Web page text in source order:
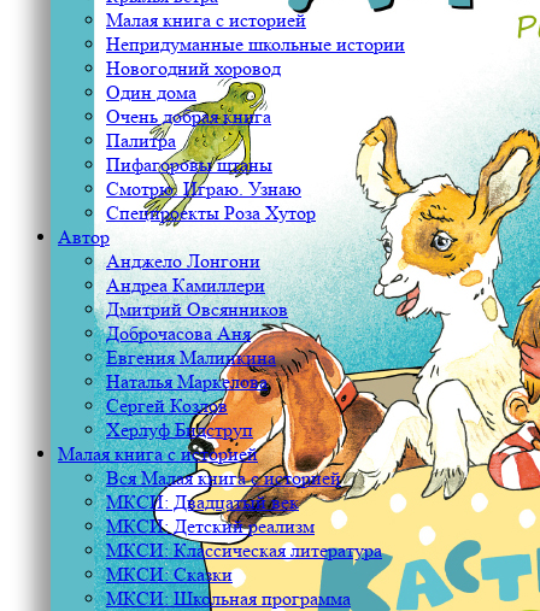
Малая книга с историей
Непридуманные школьные истории
Новогодний хоровод
Один дома
Очень добрая книга
Палитра
Пифагоровы штаны
Смотрю. Играю. Узнаю
Спецпроекты Роза Хутор
Автор
Анджело Лонгони
Андреа Камиллери
Дмитрий Овсянников
Доброчасова Аня
Евгения Малинкина
Наталья Маркелова
Сергей Козлов
Херлуф Бидструп
Малая книга с историей
Вся Малая книга с историей
МКСИ: Двадцатый век
МКСИ: Детский реализм
МКСИ: Классическая литература
МКСИ: Сказки
МКСИ: Школьная программа